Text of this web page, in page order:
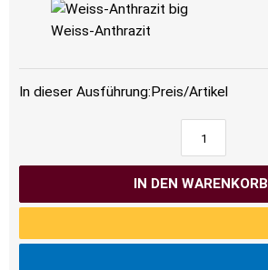
Weiss-Anthrazit
In dieser Ausführung:Preis/Artikel
IN DEN WARENKORB